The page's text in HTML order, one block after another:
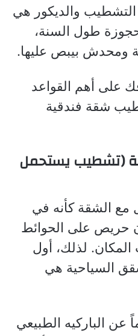
والديكور هي
طول السنة،
ومحدش بيبص عليها.
على أهم القواعد
شقة فندقية
(تشطيب يستحمل
مع الشقة كأنه في
حريص على الحوائط
لذلك، أول
السياحية هي
عن الباركيه الطبيعي